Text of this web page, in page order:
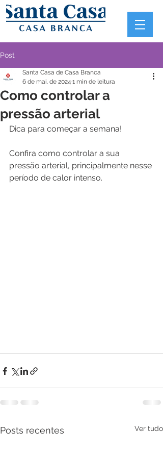
Post
Como controlar a
pressão arterial
Santa Casa de Casa Branca
6 de mai. de 2024 1 min de leitura
Dica para começar a semana!
Confira como controlar a sua
pressão arterial, principalmente nesse
período de calor intenso.
Posts recentes Ver tudo